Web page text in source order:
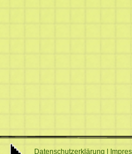
Datenschutzerklärung